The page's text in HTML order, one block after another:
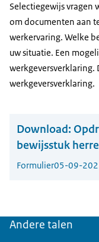
Selectiegewijs vragen
om documenten aan
werkervaring. Welke
uw situatie. Een
werkgeversverklaring.
werkgeversverklaring.
Download:
bewijsstuk
Formulier05-09-
Andere talen